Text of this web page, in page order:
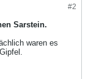
#2
Sarstein.
waren es